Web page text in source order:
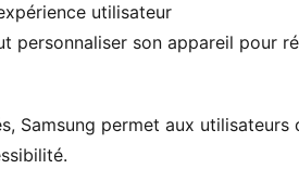
utilisateur
personnaliser son appareil pour
Samsung permet aux